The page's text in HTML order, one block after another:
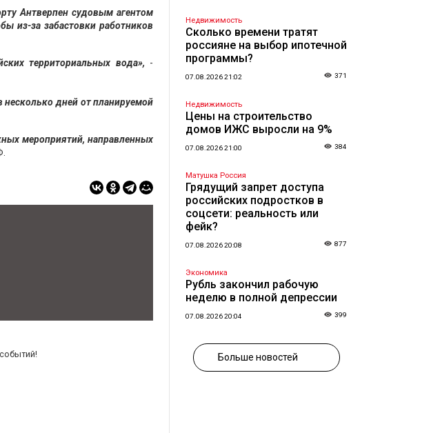
Антверпен судовым агентом
из-за забастовки работников
территориальных вода», -
несколько дней от планируемой
мероприятий, направленных
Недвижимость
Сколько времени тратят
россияне на выбор ипотечной
программы?
07.08.2026 21:02 371
Недвижимость
Цены на строительство
домов ИЖС выросли на 9%
07.08.2026 21:00 384
Матушка Россия
Грядущий запрет доступа
российских подростков в
соцсети: реальность или
фейк?
07.08.2026 20:08 877
Экономика
Рубль закончил рабочую
неделю в полной депрессии
07.08.2026 20:04 399
Больше новостей